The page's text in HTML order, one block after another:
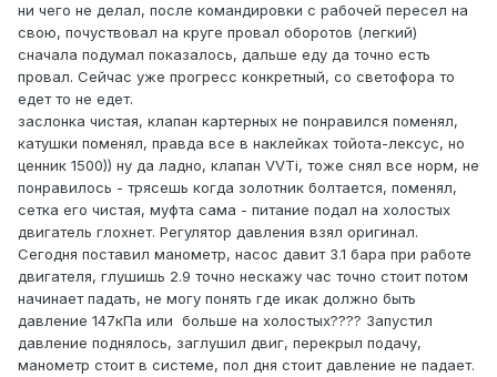
ни чего не делал, после командировки с рабочей пересел на
свою, почуствовал на круге провал оборотов (легкий)
сначала подумал показалось, дальше еду да точно есть
провал. Сейчас уже прогресс конкретный, со светофора то
едет то не едет.
заслонка чистая, клапан картерных не понравился поменял,
катушки поменял, правда все в наклейках тойота-лексус, но
ценник 1500)) ну да ладно, клапан VVTi, тоже снял все норм, не
понравилось - трясешь когда золотник болтается, поменял,
сетка его чистая, муфта сама - питание подал на холостых
двигатель глохнет. Регулятор давления взял оригинал.
Сегодня поставил манометр, насос давит 3.1 бара при работе
двигателя, глушишь 2.9 точно нескажу час точно стоит потом
начинает падать, не могу понять где икак должно быть
давление 147кПа или больше на холостых???? Запустил
давление поднялось, заглушил двиг, перекрыл подачу,
манометр стоит в системе, пол дня стоит давление не падает.